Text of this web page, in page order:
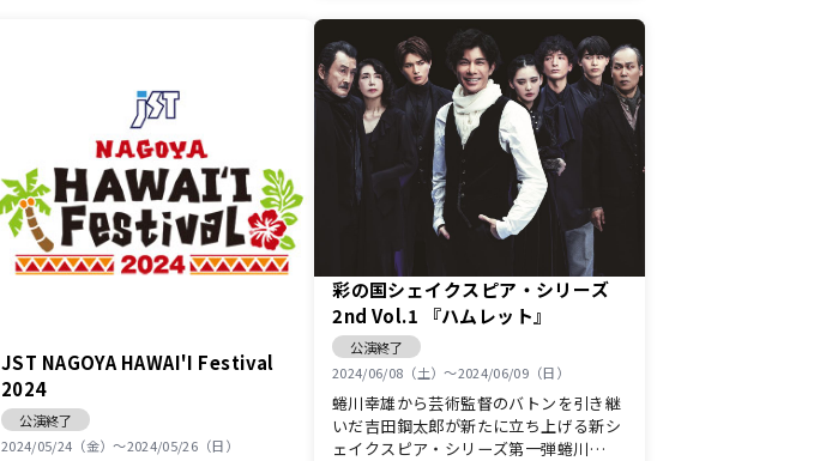
JST NAGOYA HAWAI'I Festival
2024
公演終了
2024/05/24（金）〜2024/05/26（日）
彩の国シェイクスピア・シリーズ
2nd Vol.1 『ハムレット』
公演終了
2024/06/08（土）〜2024/06/09（日）
蜷川幸雄から芸術監督のバトンを引き継
いだ吉田鋼太郎が新たに立ち上げる新シ
ェイクスピア・シリーズ第一弾蜷川…